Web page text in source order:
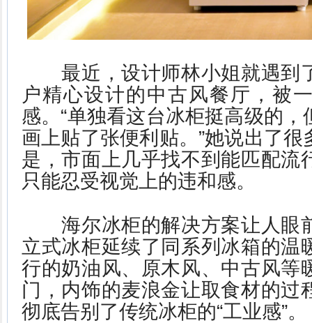
最近，设计师林小姐就遇到
户精心设计的中古风餐厅，被
感。“单独看这台冰柜挺高级的
画上贴了张便利贴。”她说出了
是，市面上几乎找不到能匹配流
只能忍受视觉上的违和感。
海尔冰柜的解决方案让人眼
立式冰柜延续了同系列冰箱的温
行的奶油风、原木风、中古风等
门，内饰的麦浪金让取食材的过
彻底告别了传统冰柜的“工业感”。